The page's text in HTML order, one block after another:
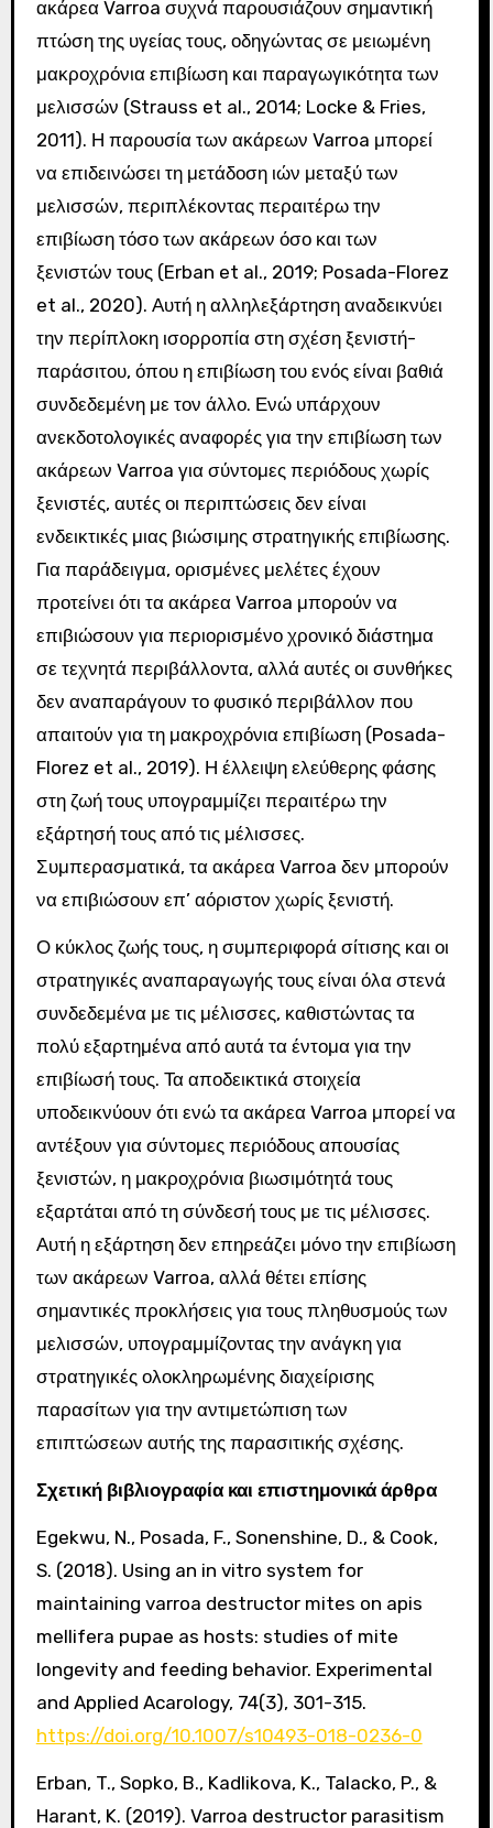
ακάρεα Varroa συχνά παρουσιάζουν σημαντική
πτώση της υγείας τους, οδηγώντας σε μειωμένη
μακροχρόνια επιβίωση και παραγωγικότητα των
μελισσών (Strauss et al., 2014; Locke & Fries,
2011). Η παρουσία των ακάρεων Varroa μπορεί
να επιδεινώσει τη μετάδοση ιών μεταξύ των
μελισσών, περιπλέκοντας περαιτέρω την
επιβίωση τόσο των ακάρεων όσο και των
ξενιστών τους (Erban et al., 2019; Posada-Florez
et al., 2020). Αυτή η αλληλεξάρτηση αναδεικνύει
την περίπλοκη ισορροπία στη σχέση ξενιστή-
παράσιτου, όπου η επιβίωση του ενός είναι βαθιά
συνδεδεμένη με τον άλλο. Ενώ υπάρχουν
ανεκδοτολογικές αναφορές για την επιβίωση των
ακάρεων Varroa για σύντομες περιόδους χωρίς
ξενιστές, αυτές οι περιπτώσεις δεν είναι
ενδεικτικές μιας βιώσιμης στρατηγικής επιβίωσης.
Για παράδειγμα, ορισμένες μελέτες έχουν
προτείνει ότι τα ακάρεα Varroa μπορούν να
επιβιώσουν για περιορισμένο χρονικό διάστημα
σε τεχνητά περιβάλλοντα, αλλά αυτές οι συνθήκες
δεν αναπαράγουν το φυσικό περιβάλλον που
απαιτούν για τη μακροχρόνια επιβίωση (Posada-
Florez et al., 2019). Η έλλειψη ελεύθερης φάσης
στη ζωή τους υπογραμμίζει περαιτέρω την
εξάρτησή τους από τις μέλισσες.
Συμπερασματικά, τα ακάρεα Varroa δεν μπορούν
να επιβιώσουν επ’ αόριστον χωρίς ξενιστή.
Ο κύκλος ζωής τους, η συμπεριφορά σίτισης και οι
στρατηγικές αναπαραγωγής τους είναι όλα στενά
συνδεδεμένα με τις μέλισσες, καθιστώντας τα
πολύ εξαρτημένα από αυτά τα έντομα για την
επιβίωσή τους. Τα αποδεικτικά στοιχεία
υποδεικνύουν ότι ενώ τα ακάρεα Varroa μπορεί να
αντέξουν για σύντομες περιόδους απουσίας
ξενιστών, η μακροχρόνια βιωσιμότητά τους
εξαρτάται από τη σύνδεσή τους με τις μέλισσες.
Αυτή η εξάρτηση δεν επηρεάζει μόνο την επιβίωση
των ακάρεων Varroa, αλλά θέτει επίσης
σημαντικές προκλήσεις για τους πληθυσμούς των
μελισσών, υπογραμμίζοντας την ανάγκη για
στρατηγικές ολοκληρωμένης διαχείρισης
παρασίτων για την αντιμετώπιση των
επιπτώσεων αυτής της παρασιτικής σχέσης.
Σχετική βιβλιογραφία και επιστημονικά άρθρα
Egekwu, N., Posada, F., Sonenshine, D., & Cook,
S. (2018). Using an in vitro system for
maintaining varroa destructor mites on apis
mellifera pupae as hosts: studies of mite
longevity and feeding behavior. Experimental
and Applied Acarology, 74(3), 301-315.
https://doi.org/10.1007/s10493-018-0236-0
Erban, T., Sopko, B., Kadlikova, K., Talacko, P., &
Harant, K. (2019). Varroa destructor parasitism